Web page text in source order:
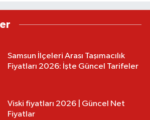
Samsun İlçeleri Arası Taşımacılık
Fiyatları 2026: İşte Güncel Tarifeler
Viski fiyatları 2026 | Güncel Net
Fiyatlar